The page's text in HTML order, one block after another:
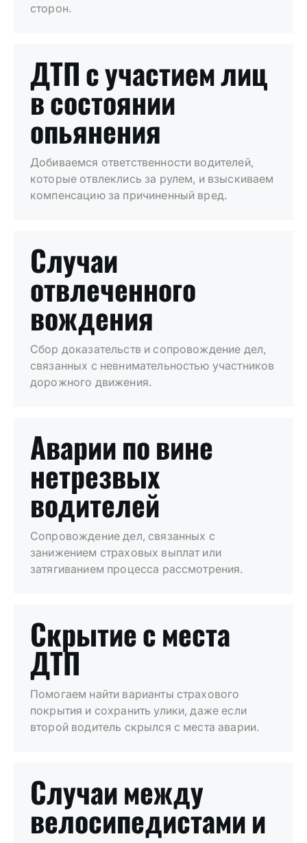
сторон.
ДТП с участием лиц
в состоянии
опьянения
Добиваемся ответственности водителей,
которые отвлеклись за рулем, и взыскиваем
компенсацию за причиненный вред.
Случаи
отвлеченного
вождения
Сбор доказательств и сопровождение дел,
связанных с невнимательностью участников
дорожного движения.
Аварии по вине
нетрезвых
водителей
Сопровождение дел, связанных с
занижением страховых выплат или
затягиванием процесса рассмотрения.
Скрытие с места
ДТП
Помогаем найти варианты страхового
покрытия и сохранить улики, даже если
второй водитель скрылся с места аварии.
Случаи между
велосипедистами и